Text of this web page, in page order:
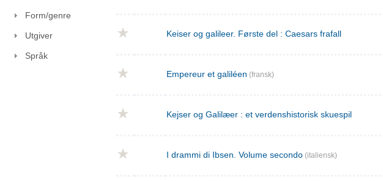
Form/genre
Utgiver
Språk
Keiser og galileer. Første del : Caesars frafall
Empereur et galiléen (fransk)
Kejser og Galilæer : et verdenshistorisk skuespil
I drammi di Ibsen. Volume secondo (italiensk)